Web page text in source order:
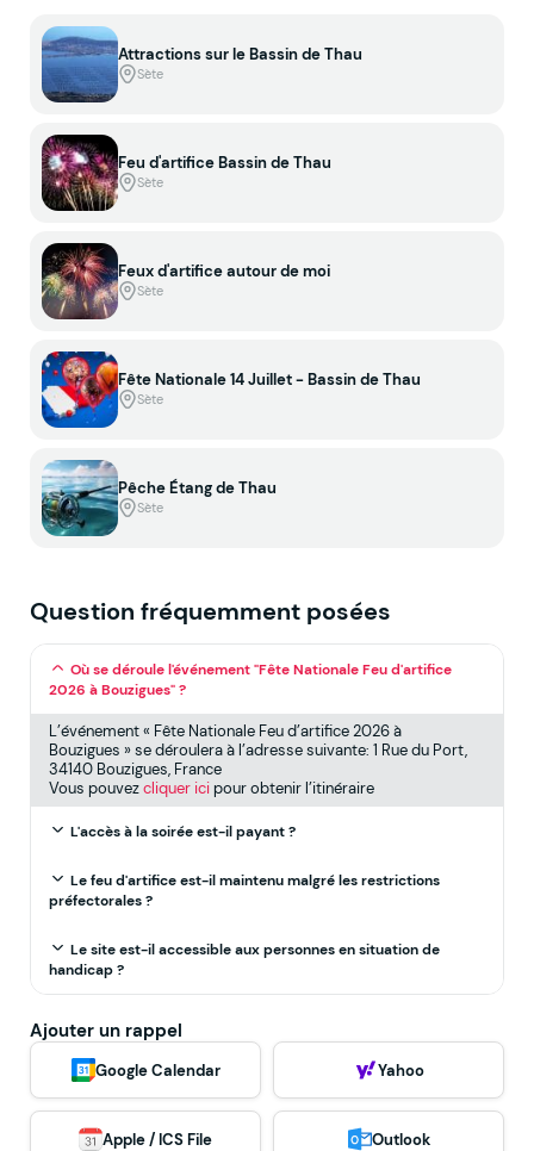
Attractions sur le Bassin de Thau
Sète
Feu d'artifice Bassin de Thau
Sète
Feux d'artifice autour de moi
Sète
Fête Nationale 14 Juillet - Bassin de Thau
Sète
Pêche Étang de Thau
Sète
Question fréquemment posées
Où se déroule l'événement "Fête Nationale Feu d'artifice
2026 à Bouzigues" ?
L’événement « Fête Nationale Feu d’artifice 2026 à
Bouzigues » se déroulera à l’adresse suivante: 1 Rue du Port,
34140 Bouzigues, France
Vous pouvezcliquer icipour obtenir l’itinéraire
L'accès à la soirée est-il payant ?
Le feu d'artifice est-il maintenu malgré les restrictions
préfectorales ?
Le site est-il accessible aux personnes en situation de
handicap ?
Ajouter un rappel
Google Calendar Yahoo
Apple / ICS File Outlook